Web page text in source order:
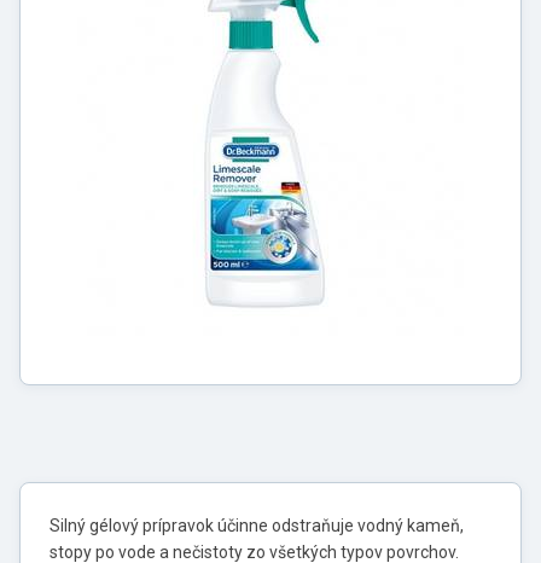
Silný gélový prípravok účinne odstraňuje vodný kameň,
stopy po vode a nečistoty zo všetkých typov povrchov.